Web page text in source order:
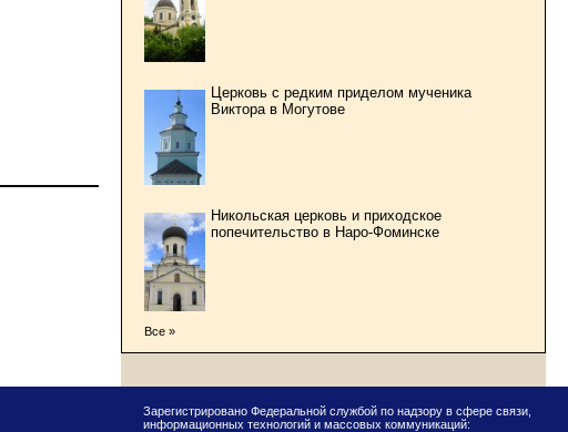
Церковь с редким приделом мученика
Виктора в Могутове
Никольская церковь и приходское
попечительство в Наро-Фоминске
Все »
Зарегистрировано Федеральной службой по надзору в сфере связи,
информационных технологий и массовых коммуникаций: